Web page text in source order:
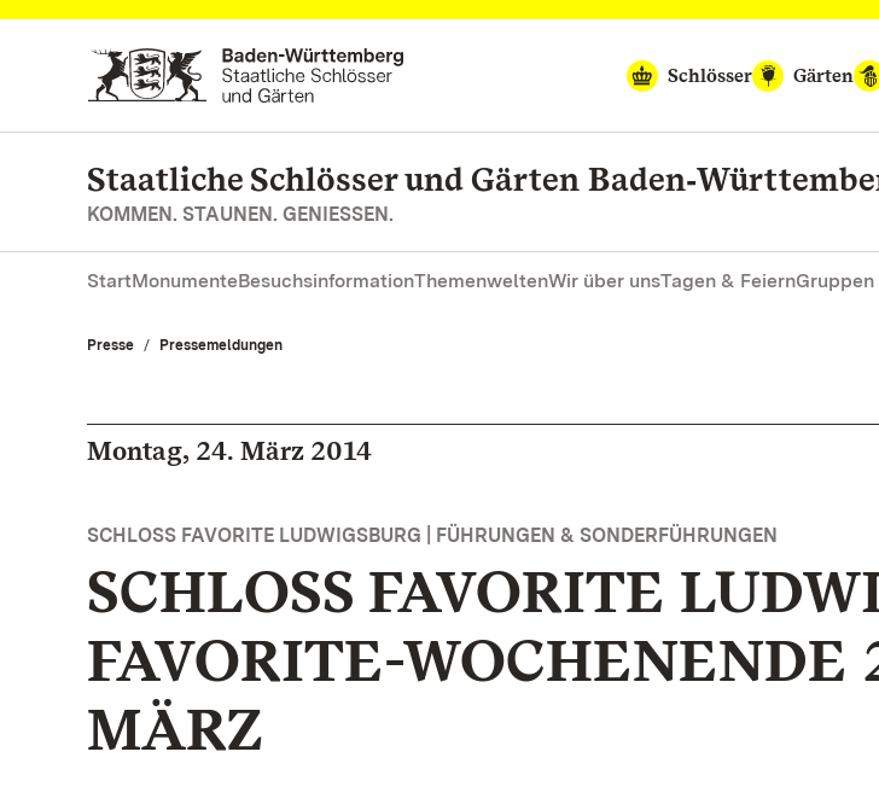
Zum Hauptinhalt springen
Schlösser
Gärten
Staatliche Schlösser und Gärten
KOMMEN. STAUNEN. GENIESSEN.
StartMonumenteBesuchsinformationThemenweltenWir über unsTagen & Feiern
Presse Pressemeldungen
Montag, 24. März 2014
SCHLOSS FAVORITE LUDWIGSBURG | FÜHRUNGEN & SONDERFÜHRUNGEN
SCHLOSS FAVORITE
FAVORITE-WOCHENENDE
MÄRZ